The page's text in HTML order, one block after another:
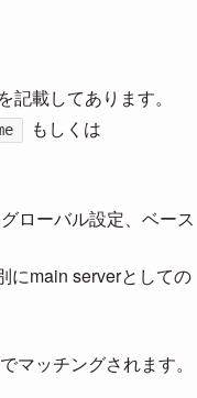
載してあります。
もしくは
ローバル設定、ベース
にmain serverとしての
ッチングされます。